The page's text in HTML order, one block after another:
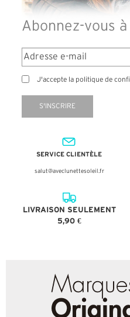
Abonnez-vous
J'accepte la politique de
S'INSCRIRE
SERVICE CLIENTÈLE
salut@aveclunettesoleil.fr
LIVRAISON SEULEMENT
5,90 €